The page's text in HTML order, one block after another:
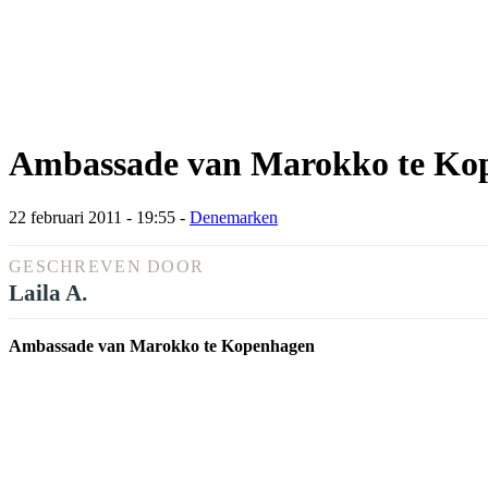
Ambassade van Marokko te
22 februari 2011 - 19:55 - Denemarken
GESCHREVEN DOOR
Laila A.
Ambassade van Marokko te Kopenhagen